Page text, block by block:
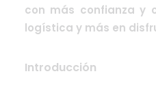
con más confianza y
logística y más en
Introducción